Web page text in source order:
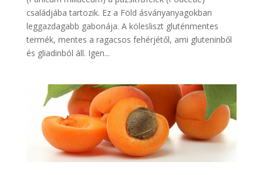
családjába tartozik. Ez a Föld ásványanyagokban
leggazdagabb gabonája. A kölesliszt gluténmentes
termék, mentes a ragacsos fehérjétől, ami gluteninből
és gliadinból áll. Igen...